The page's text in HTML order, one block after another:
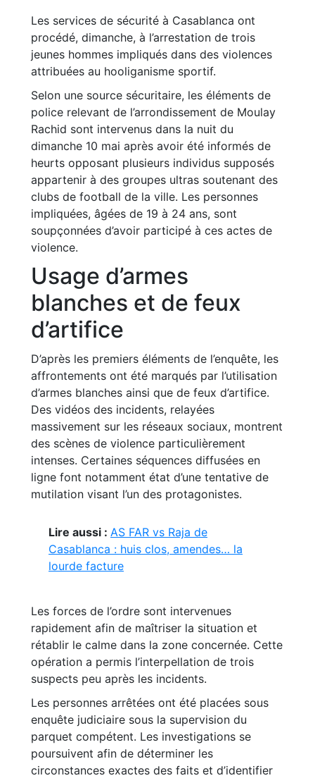
Les services de sécurité à Casablanca ont
procédé, dimanche, à l’arrestation de trois
jeunes hommes impliqués dans des violences
attribuées au hooliganisme sportif.
Selon une source sécuritaire, les éléments de
police relevant de l’arrondissement de Moulay
Rachid sont intervenus dans la nuit du
dimanche 10 mai après avoir été informés de
heurts opposant plusieurs individus supposés
appartenir à des groupes ultras soutenant des
clubs de football de la ville. Les personnes
impliquées, âgées de 19 à 24 ans, sont
soupçonnées d’avoir participé à ces actes de
violence.
Usage d’armes
blanches et de feux
d’artifice
D’après les premiers éléments de l’enquête, les
affrontements ont été marqués par l’utilisation
d’armes blanches ainsi que de feux d’artifice.
Des vidéos des incidents, relayées
massivement sur les réseaux sociaux, montrent
des scènes de violence particulièrement
intenses. Certaines séquences diffusées en
ligne font notamment état d’une tentative de
mutilation visant l’un des protagonistes.
Lire aussi : AS FAR vs Raja de
Casablanca : huis clos, amendes… la
lourde facture
Les forces de l’ordre sont intervenues
rapidement afin de maîtriser la situation et
rétablir le calme dans la zone concernée. Cette
opération a permis l’interpellation de trois
suspects peu après les incidents.
Les personnes arrêtées ont été placées sous
enquête judiciaire sous la supervision du
parquet compétent. Les investigations se
poursuivent afin de déterminer les
circonstances exactes des faits et d’identifier